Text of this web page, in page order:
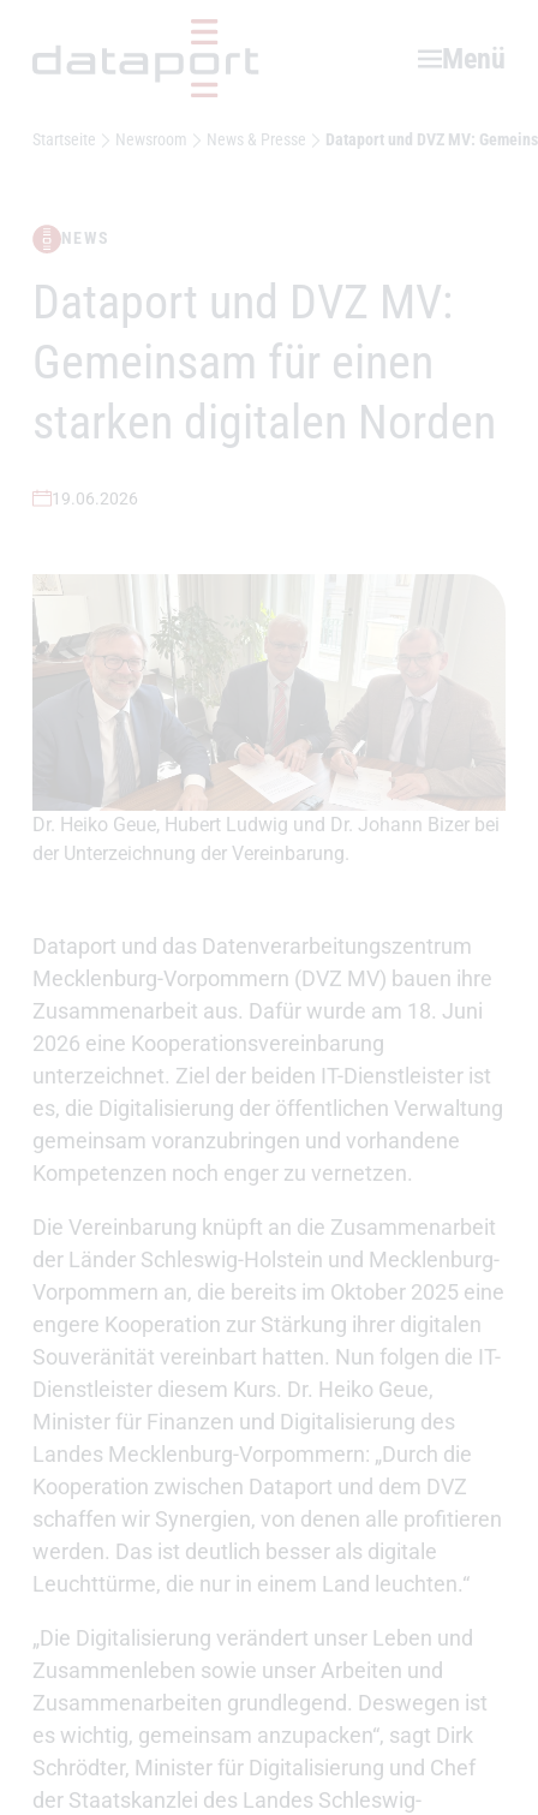
Menü
Startseite Newsroom News & Presse Dataport und DVZ MV:
NEWS
–
Dataport und DVZ MV:
Gemeinsam für einen
starken digitalen Norden
19.06.2026
Dr. Heiko Geue, Hubert Ludwig und Dr. Johann Bizer bei
der Unterzeichnung der Vereinbarung.
Dataport und das Datenverarbeitungszentrum
Mecklenburg-Vorpommern (DVZ MV) bauen ihre
Zusammenarbeit aus. Dafür wurde am 18. Juni
2026 eine Kooperationsvereinbarung
unterzeichnet. Ziel der beiden IT-Dienstleister ist
es, die Digitalisierung der öffentlichen Verwaltung
gemeinsam voranzubringen und vorhandene
Kompetenzen noch enger zu vernetzen.
Die Vereinbarung knüpft an die Zusammenarbeit
der Länder Schleswig-Holstein und Mecklenburg-
Vorpommern an, die bereits im Oktober 2025 eine
engere Kooperation zur Stärkung ihrer digitalen
Souveränität vereinbart hatten. Nun folgen die IT-
Dienstleister diesem Kurs. Dr. Heiko Geue,
Minister für Finanzen und Digitalisierung des
Landes Mecklenburg-Vorpommern: „Durch die
Kooperation zwischen Dataport und dem DVZ
schaffen wir Synergien, von denen alle profitieren
werden. Das ist deutlich besser als digitale
Leuchttürme, die nur in einem Land leuchten.“
„Die Digitalisierung verändert unser Leben und
Zusammenleben sowie unser Arbeiten und
Zusammenarbeiten grundlegend. Deswegen ist
es wichtig, gemeinsam anzupacken“, sagt Dirk
Schrödter, Minister für Digitalisierung und Chef
der Staatskanzlei des Landes Schleswig-